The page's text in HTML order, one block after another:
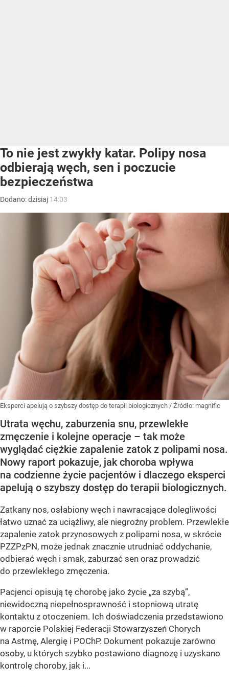
To nie jest zwykły katar. Polipy nosa
odbierają węch, sen i poczucie
bezpieczeństwa
Dodano:dzisiaj 14:03
Eksperci apelują o szybszy dostęp do terapii biologicznych / Źródło: magnific
Utrata węchu, zaburzenia snu, przewlekłe
zmęczenie i kolejne operacje – tak może
wyglądać ciężkie zapalenie zatok z polipami nosa.
Nowy raport pokazuje, jak choroba wpływa
na codzienne życie pacjentów i dlaczego eksperci
apelują o szybszy dostęp do terapii biologicznych.
Zatkany nos, osłabiony węch i nawracające dolegliwości
łatwo uznać za uciążliwy, ale niegroźny problem. Przewlekłe
zapalenie zatok przynosowych z polipami nosa, w skrócie
PZZPzPN, może jednak znacznie utrudniać oddychanie,
odbierać węch i smak, zaburzać sen oraz prowadzić
do przewlekłego zmęczenia.
Pacjenci opisują tę chorobę jako życie „za szybą”,
niewidoczną niepełnosprawność i stopniową utratę
kontaktu z otoczeniem. Ich doświadczenia przedstawiono
w raporcie Polskiej Federacji Stowarzyszeń Chorych
na Astmę, Alergię i POChP. Dokument pokazuje zarówno
osoby, u których szybko postawiono diagnozę i uzyskano
kontrolę choroby, jak i...